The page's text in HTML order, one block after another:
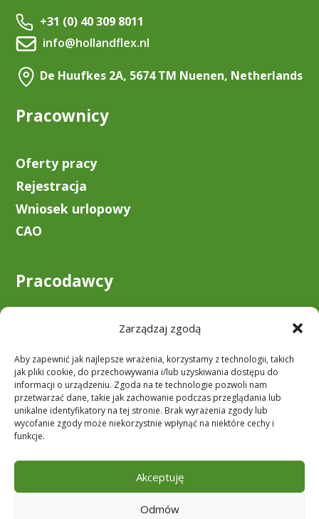
Zarządzaj zgodą
Aby zapewnić jak najlepsze wrażenia, korzystamy z technologii, takich
jak pliki cookie, do przechowywania i/lub uzyskiwania dostępu do
informacji o urządzeniu. Zgoda na te technologie pozwoli nam
przetwarzać dane, takie jak zachowanie podczas przeglądania lub
unikalne identyfikatory na tej stronie. Brak wyrażenia zgody lub
wycofanie zgody może niekorzystnie wpłynąć na niektóre cechy i
funkcje.
Akceptuję
Odmów
+31 (0) 40 309 8011
info@hollandflex.nl
De Huufkes 2A, 5674 TM Nuenen, Netherlands
Pracownicy
Oferty pracy
Rejestracja
Wniosek urlopowy
CAO
Pracodawcy
Zostań klientem
Do pobrania
Obserwuj nas